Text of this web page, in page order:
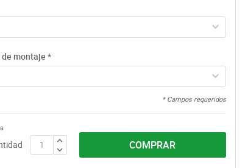
montaje *
* Campos requeridos
COMPRAR